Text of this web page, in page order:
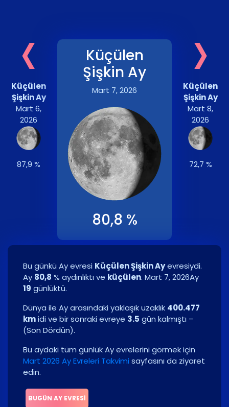
‹
Küçülen
Şişkin Ay
Mart 6,
2026
87,9 %
Küçülen
Şişkin Ay
Mart 7, 2026
80,8 %
›
Küçülen
Şişkin Ay
Mart 8,
2026
72,7 %
Bu günkü Ay evresi Küçülen Şişkin Ayevresiydi.
Ay 80,8 % aydınlıktı ve küçülen. Mart 7, 2026Ay
19 günlüktü.
Dünya ile Ay arasındaki yaklaşık uzaklık 400.477
kmidi ve bir sonraki evreye 3.5 gün kalmıştı –
(Son Dördün).
Bu aydaki tüm günlük Ay evrelerini görmek için
Mart 2026 Ay Evreleri Takvimi sayfasını da ziyaret
edin.
BUGÜN AY EVRESI